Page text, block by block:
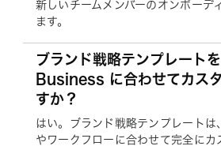
新しいチームメンバーのオンボーデ
ます。
ブランド戦略テンプレート
Business に合わせてカス
すか？
はい。ブランド戦略テンプレートは
やワークフローに合わせて完全にカ